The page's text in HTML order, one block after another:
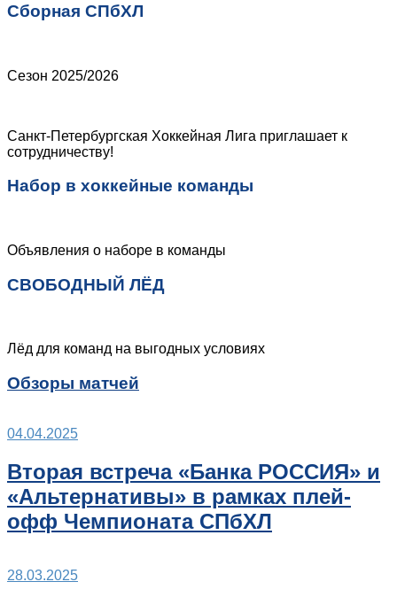
Сборная СПбХЛ
Сезон 2025/2026
Санкт-Петербургская Хоккейная Лига приглашает к
сотрудничеству!
Набор в хоккейные команды
Объявления о наборе в команды
СВОБОДНЫЙ ЛЁД
Лёд для команд на выгодных условиях
Обзоры матчей
04.04.2025
Вторая встреча «Банка РОССИЯ» и
«Альтернативы» в рамках плей-
офф Чемпионата СПбХЛ
28.03.2025